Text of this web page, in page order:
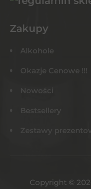
Zakupy
Alkohole
Okazje Cenowe !!!
Nowości
Bestsellery
Zestawy
Copyright ©